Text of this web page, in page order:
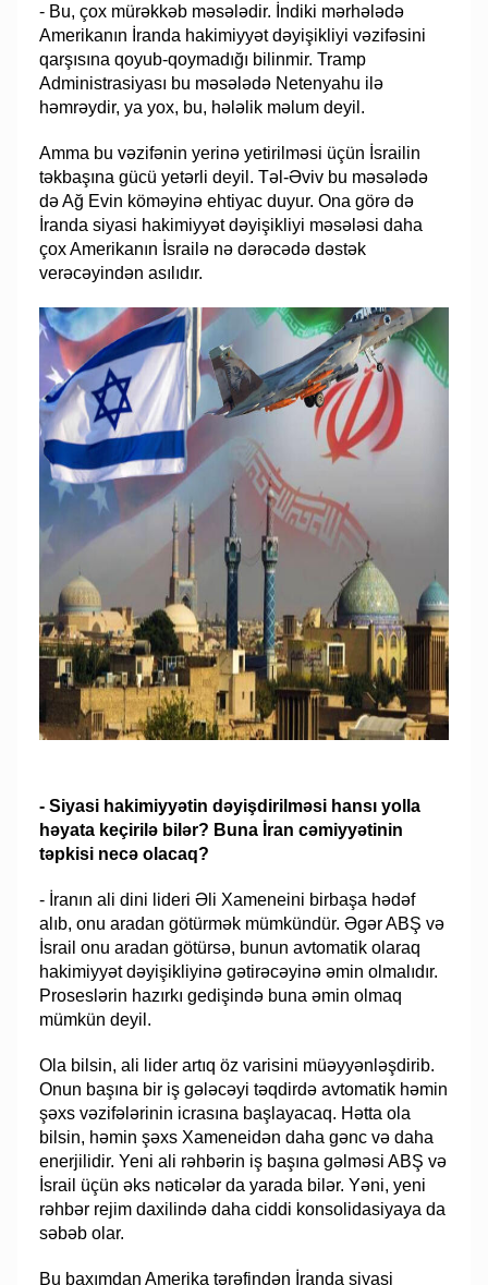
- Bu, çox mürəkkəb məsələdir. İndiki mərhələdə
Amerikanın İranda hakimiyyət dəyişikliyi vəzifəsini
qarşısına qoyub-qoymadığı bilinmir. Tramp
Administrasiyası bu məsələdə Netenyahu ilə
həmrəydir, ya yox, bu, hələlik məlum deyil.
Amma bu vəzifənin yerinə yetirilməsi üçün İsrailin
təkbaşına gücü yetərli deyil. Təl-Əviv bu məsələdə
də Ağ Evin köməyinə ehtiyac duyur. Ona görə də
İranda siyasi hakimiyyət dəyişikliyi məsələsi daha
çox Amerikanın İsrailə nə dərəcədə dəstək
verəcəyindən asılıdır.
- Siyasi hakimiyyətin dəyişdirilməsi hansı yolla
həyata keçirilə bilər? Buna İran cəmiyyətinin
təpkisi necə olacaq?
- İranın ali dini lideri Əli Xameneini birbaşa hədəf
alıb, onu aradan götürmək mümkündür. Əgər ABŞ və
İsrail onu aradan götürsə, bunun avtomatik olaraq
hakimiyyət dəyişikliyinə gətirəcəyinə əmin olmalıdır.
Proseslərin hazırkı gedişində buna əmin olmaq
mümkün deyil.
Ola bilsin, ali lider artıq öz varisini müəyyənləşdirib.
Onun başına bir iş gələcəyi təqdirdə avtomatik həmin
şəxs vəzifələrinin icrasına başlayacaq. Hətta ola
bilsin, həmin şəxs Xameneidən daha gənc və daha
enerjilidir. Yeni ali rəhbərin iş başına gəlməsi ABŞ və
İsrail üçün əks nəticələr da yarada bilər. Yəni, yeni
rəhbər rejim daxilində daha ciddi konsolidasiyaya da
səbəb olar.
Bu baxımdan Amerika tərəfindən İranda siyasi